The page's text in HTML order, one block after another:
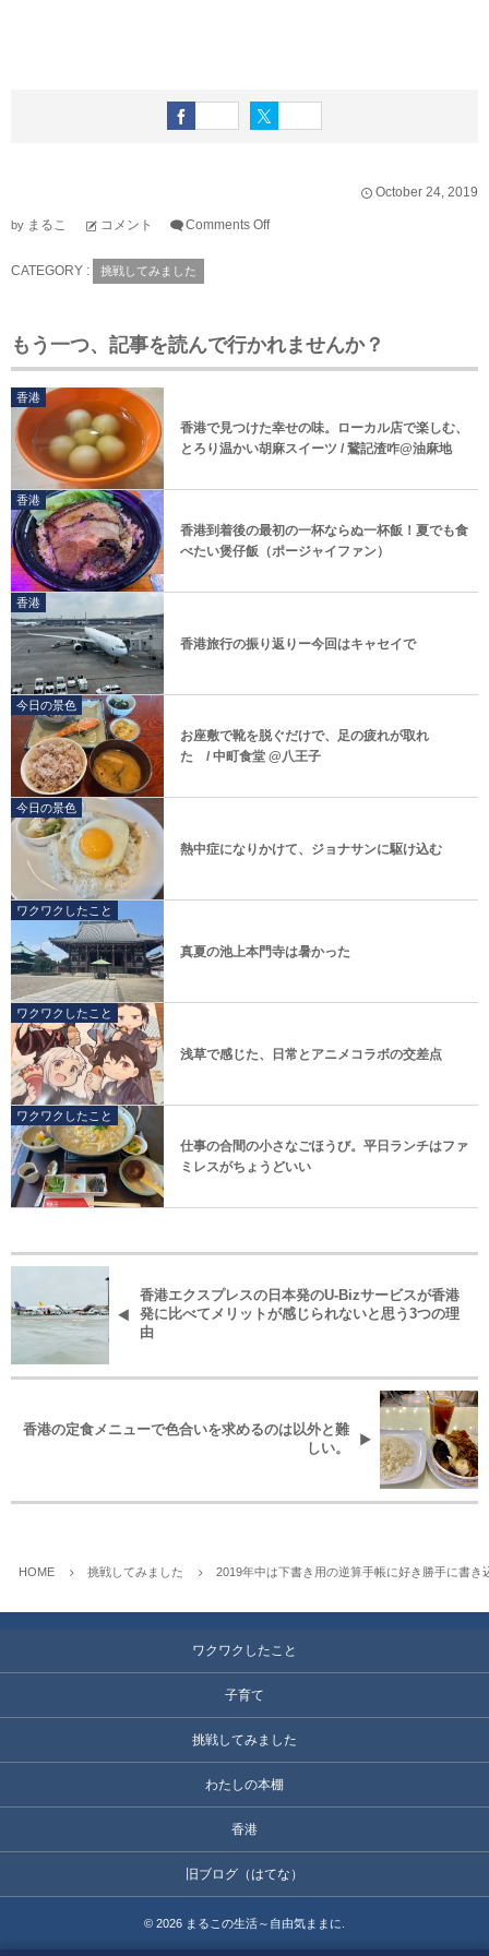
October 24 2019
by まるこ コメント Comments Off
CATEGORY : 挑戦してみました
もう一つ、記事を読んで行かれませんか？
香港
香港で見つけた幸せの味。ローカル店で楽しむ、
とろり温かい胡麻スイーツ / 鵞記渣咋@油麻地
香港
香港到着後の最初の一杯ならぬ一杯飯！夏でも食
べたい煲仔飯（ポージャイファン）
香港
香港旅行の振り返りー今回はキャセイで
今日の景色
お座敷で靴を脱ぐだけで、足の疲れが取れ
た / 中町食堂 @八王子
今日の景色
熱中症になりかけて、ジョナサンに駆け込む
ワクワクしたこと
真夏の池上本門寺は暑かった
ワクワクしたこと
浅草で感じた、日常とアニメコラボの交差点
ワクワクしたこと
仕事の合間の小さなごほうび。平日ランチはファ
ミレスがちょうどいい
香港エクスプレスの日本発のU-Bizサービスが香港
発に比べてメリットが感じられないと思う3つの理
由
香港の定食メニューで色合いを求めるのは以外と難
しい。
HOME 挑戦してみました 2019年中は下書き用の逆算手帳に好き勝手に書き
ワクワクしたこと
子育て
挑戦してみました
わたしの本棚
香港
旧ブログ（はてな）
© 2026 まるこの生活～自由気ままに